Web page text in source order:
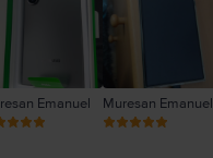
Emanuel Muresan Emanuel